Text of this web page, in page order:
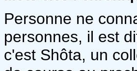
Personne ne
personnes, il est
c'est Shôta, un